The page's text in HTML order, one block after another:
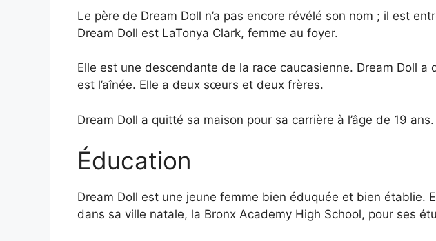
Le père de Dream Doll n’a pas encore révélé son nom ; il est
Dream Doll est LaTonya Clark, femme au foyer.
Elle est une descendante de la race caucasienne. Dream Doll
est l’aînée. Elle a deux sœurs et deux frères.
Dream Doll a quitté sa maison pour sa carrière à l’âge de 19 ans.
Éducation
Dream Doll est une jeune femme bien éduquée et bien établie.
dans sa ville natale, la Bronx Academy High School, pour ses